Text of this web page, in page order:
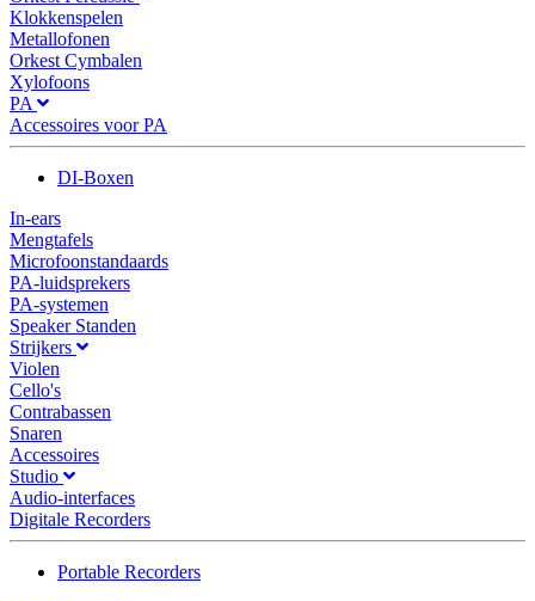
Klokkenspelen
Metallofonen
Orkest Cymbalen
Xylofoons
PA
Accessoires voor PA
DI-Boxen
In-ears
Mengtafels
Microfoonstandaards
PA-luidsprekers
PA-systemen
Speaker Standen
Strijkers
Violen
Cello's
Contrabassen
Snaren
Accessoires
Studio
Audio-interfaces
Digitale Recorders
Portable Recorders